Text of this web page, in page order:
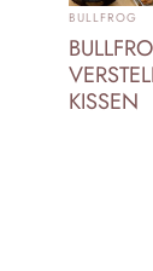
ANBIETER:
BULLFROG
KISSEN